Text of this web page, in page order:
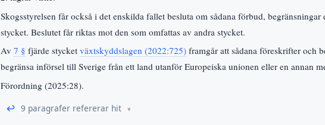
Skogsstyrelsen får också i det enskilda fallet besluta om sådana förbud, begränsningar
stycket. Beslutet får riktas mot den som omfattas av andra stycket.
Av 7 § fjärde stycket växtskyddslagen (2022:725) framgår att sådana föreskrifter och
begränsa införsel till Sverige från ett land utanför Europeiska unionen eller en annan
Förordning (2025:28).
↩ 9 paragrafer refererar hit